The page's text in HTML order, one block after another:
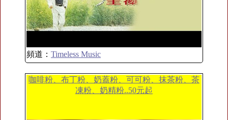
頻道： Timeless Music
咖啡粉、布丁粉、奶蓋粉、可可粉、抹茶粉、茶
凍粉、奶精粉..50元起